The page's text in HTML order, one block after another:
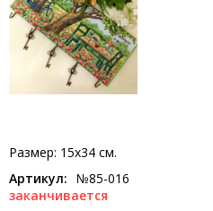
Размер: 15x34 см.
Артикул:
№85-016
заканчивается